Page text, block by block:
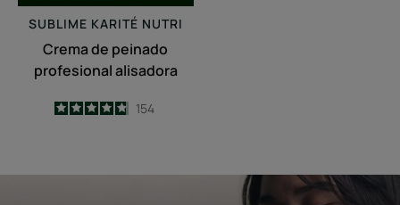
SUBLIME KARITÉ NUTRI
Crema de peinado
profesional alisadora
4.8
/5
154